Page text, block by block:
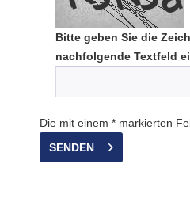
Bitte geben Sie die
nachfolgende Textfeld
Die mit einem * markierten
SENDEN